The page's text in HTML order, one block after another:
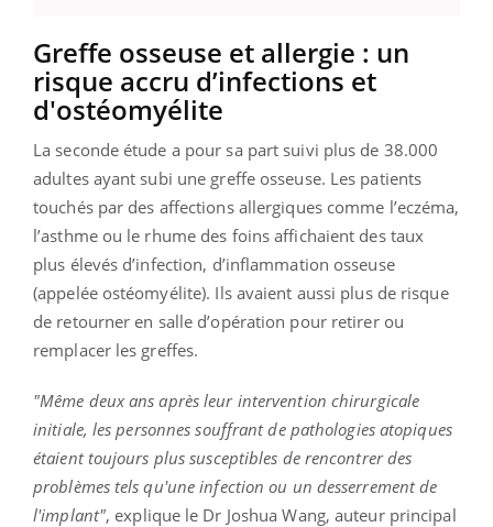
Greffe osseuse et allergie : un
risque accru d’infections et
d'ostéomyélite
La seconde étude a pour sa part suivi plus de 38.000
adultes ayant subi une greffe osseuse. Les patients
touchés par des affections allergiques comme l’eczéma,
l’asthme ou le rhume des foins affichaient des taux
plus élevés d’infection, d’inflammation osseuse
(appelée ostéomyélite). Ils avaient aussi plus de risque
de retourner en salle d’opération pour retirer ou
remplacer les greffes.
"Même deux ans après leur intervention chirurgicale
initiale, les personnes souffrant de pathologies atopiques
étaient toujours plus susceptibles de rencontrer des
problèmes tels qu'une infection ou un desserrement de
l'implant", explique le Dr Joshua Wang, auteur principal